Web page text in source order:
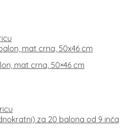
mat crna, 50×46 cm